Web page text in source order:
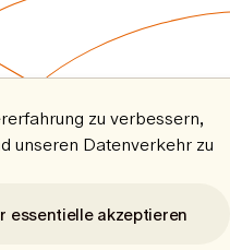
zu verbessern,
unseren Datenverkehr zu
essentielle akzeptieren